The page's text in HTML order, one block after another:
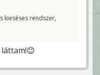
kieséses rendszer,